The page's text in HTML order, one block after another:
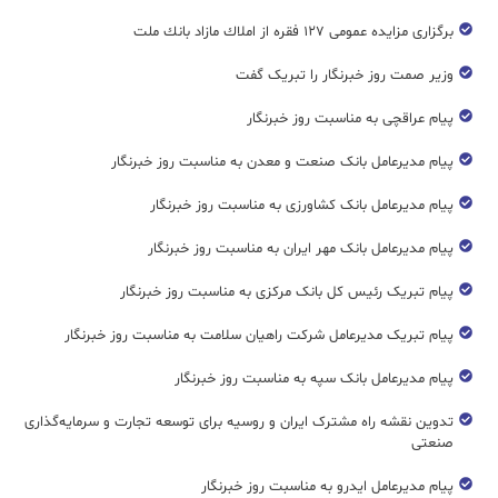
برگزاری مزایده عمومی ۱۲۷ فقره از املاك مازاد بانك ملت
وزیر صمت روز خبرنگار را تبریک گفت
پیام عراقچی به مناسبت روز خبرنگار
پیام مدیرعامل بانک صنعت و معدن به مناسبت روز خبرنگار
پیام مدیرعامل بانک کشاورزی به مناسبت روز خبرنگار
پیام مدیرعامل بانک مهر ایران به مناسبت روز خبرنگار
پیام تبریک رئیس کل بانک مرکزی به مناسبت روز خبرنگار
پیام تبریک مدیرعامل شرکت راهیان سلامت به مناسبت روز خبرنگار
پیام مدیرعامل بانک سپه به مناسبت روز خبرنگار
تدوین نقشه راه مشترک ایران و روسیه برای توسعه تجارت و سرمایه‌گذاری
صنعتی
پیام مدیرعامل ایدرو به مناسبت روز خبرنگار